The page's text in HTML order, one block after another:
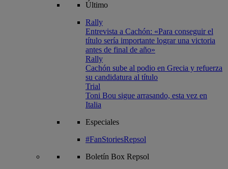
Último
Rally
Entrevista a Cachón: «Para conseguir el
título sería importante lograr una victoria
antes de final de año»
Rally
Cachón sube al podio en Grecia y refuerza
su candidatura al título
Trial
Toni Bou sigue arrasando, esta vez en
Italia
Especiales
#FanStoriesRepsol
Boletín Box Repsol